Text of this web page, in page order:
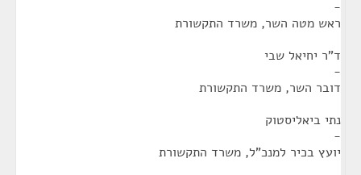
-
ראש מטה השר, משרד התקשורת
ד"ר יחיאל שבי
-
דובר השר, משרד התקשורת
נתי ביאליסטוק
-
יועץ בכיר למנכ"ל, משרד התקשורת